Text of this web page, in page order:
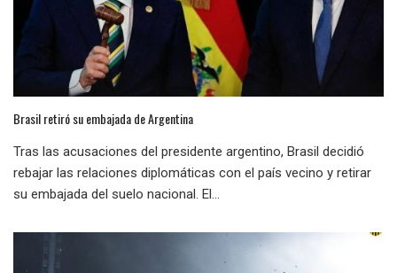
Brasil retiró su embajada de Argentina
Tras las acusaciones del presidente argentino, Brasil decidió
rebajar las relaciones diplomáticas con el país vecino y retirar
su embajada del suelo nacional. El...